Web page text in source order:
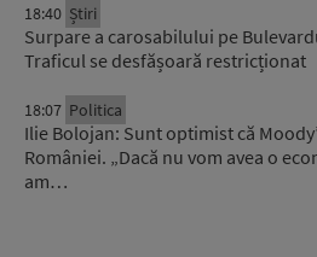
18:40 Știri
Surpare a carosabilului pe
Traficul se desfășoară restricționat
18:07 Politica
Ilie Bolojan: Sunt optimist că
României. „Dacă nu vom avea o
am…